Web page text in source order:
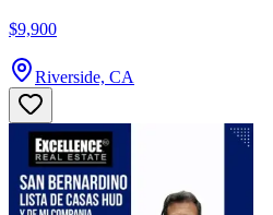
$9,900
Riverside, CA